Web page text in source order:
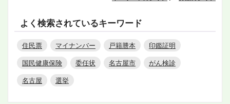
よく検索されているキーワード
住民票 マイナンバー 戸籍謄本
印鑑証明
国民健康保険
委任状 名古屋市
がん検診
名古屋
選挙